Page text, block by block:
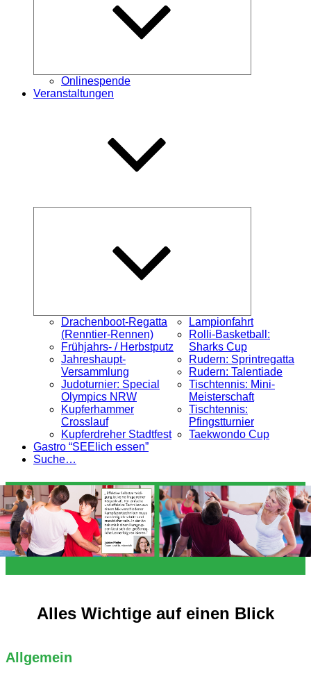
Onlinespende
Veranstaltungen
Drachenboot-Regatta
(Renntier-Rennen)
Frühjahrs- / Herbstputz
Jahreshaupt-
Versammlung
Judoturnier: Special
Olympics NRW
Kupferhammer
Crosslauf
Kupferdreher Stadtfest
Lampionfahrt
Rolli-Basketball:
Sharks Cup
Rudern: Sprintregatta
Rudern: Talentiade
Tischtennis: Mini-
Meisterschaft
Tischtennis:
Pfingstturnier
Taekwondo Cup
Gastro “SEElich essen”
Suche…
Alles Wichtige auf einen Blick
Allgemein